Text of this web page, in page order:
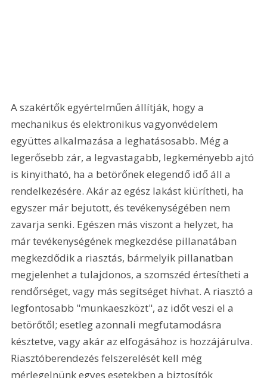
A szakértők egyértelműen állítják, hogy a
mechanikus és elektronikus vagyonvédelem
együttes alkalmazása a leghatásosabb. Még a
legerősebb zár, a legvastagabb, legkeményebb ajtó
is kinyitható, ha a betörőnek elegendő idő áll a
rendelkezésére. Akár az egész lakást kiürítheti, ha
egyszer már bejutott, és tevékenységében nem
zavarja senki. Egészen más viszont a helyzet, ha
már tevékenységének megkezdése pillanatában
megkezdődik a riasztás, bármelyik pillanatban
megjelenhet a tulajdonos, a szomszéd értesítheti a
rendőrséget, vagy más segítséget hívhat. A riasztó a
legfontosabb "munkaeszközt", az időt veszi el a
betörőtől; esetleg azonnali megfutamodásra
késztetve, vagy akár az elfogásához is hozzájárulva.
Riasztóberendezés felszerelését kell még
mérlegelnünk egyes esetekben a biztosítók